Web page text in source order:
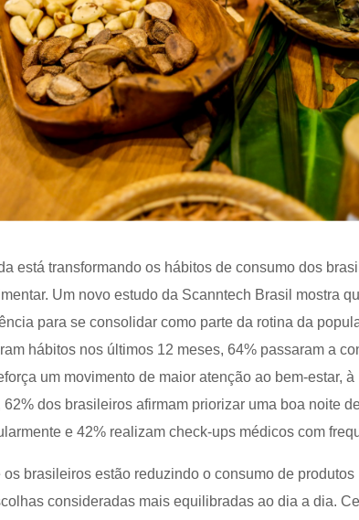
está transformando os hábitos de consumo dos
Um novo estudo da Scanntech Brasil mostra
para se consolidar como parte da rotina da
hábitos nos últimos 12 meses, 64% passaram a
um movimento de maior atenção ao bem-estar, à
dos brasileiros afirmam priorizar uma boa noite
e 42% realizam check-ups médicos com
brasileiros estão reduzindo o consumo de produtos
consideradas mais equilibradas ao dia a dia.